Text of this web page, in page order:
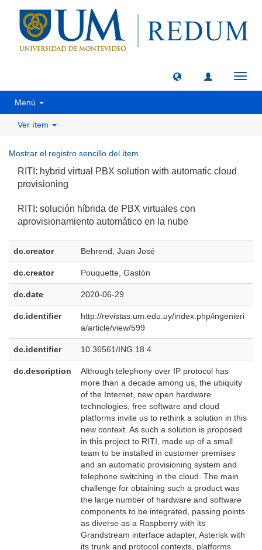
Menú
Ver ítem
Mostrar el registro sencillo del ítem
RITI: hybrid virtual PBX solution with automatic cloud
provisioning
RITI: solución híbrida de PBX virtuales con
aprovisionamiento automático en la nube
dc.creator Behrend, Juan José
dc.creator Pouquette, Gastón
dc.date 2020-06-29
dc.identifier
http://revistas.um.edu.uy/index.php/ingenieri
a/article/view/599
dc.identifier 10.36561/ING.18.4
dc.description
Although telephony over IP protocol has
more than a decade among us, the ubiquity
of the Internet, new open hardware
technologies, free software and cloud
platforms invite us to rethink a solution in this
new context. As such a solution is proposed
in this project to RITI, made up of a small
team to be installed in customer premises
and an automatic provisioning system and
telephone switching in the cloud. The main
challenge for obtaining such a product was
the large number of hardware and software
components to be integrated, passing points
as diverse as a Raspberry with its
Grandstream interface adapter, Asterisk with
its trunk and protocol contexts, platforms